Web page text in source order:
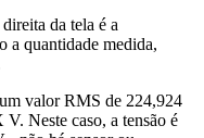
da tela é a
a quantidade medida,
valor RMS de 224,924
Neste caso, a tensão é